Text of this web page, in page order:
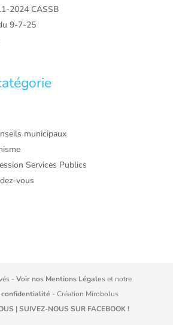
2024 CASSB
9-7-25
municipaux
Services Publics
vous
-Voir nos Mentions Légaleset notre
- Création Mirobolus
|SUIVEZ-NOUS SUR FACEBOOK !